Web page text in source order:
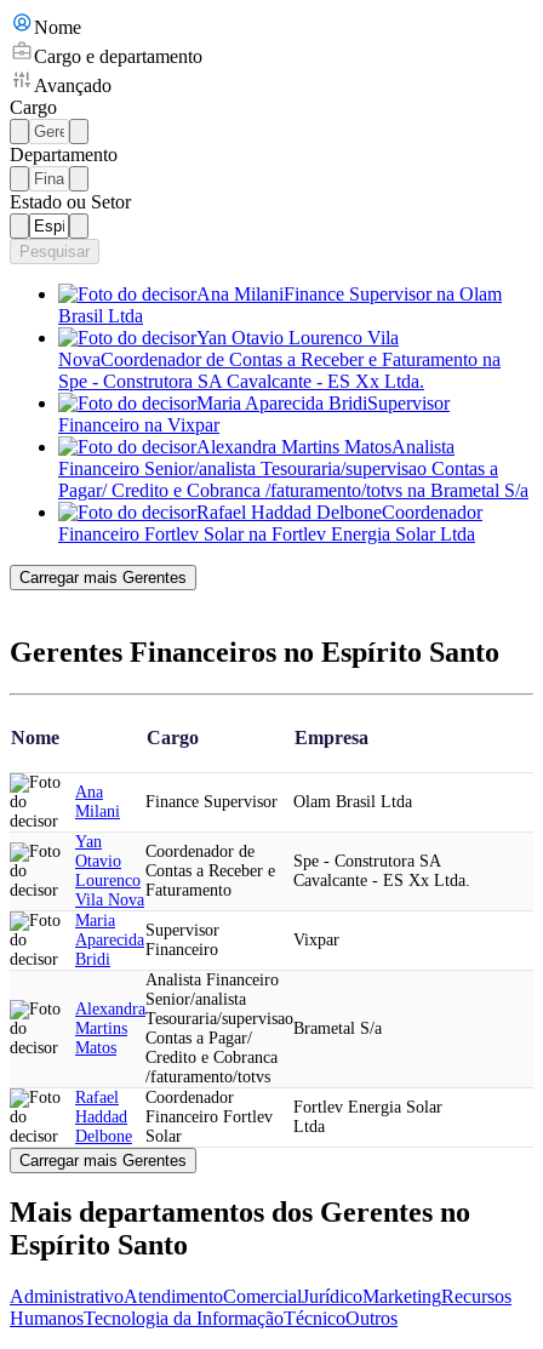
Nome
Cargo e departamento
Avançado
Cargo
Departamento
Estado ou Setor
Pesquisar
Ana MilaniFinance Supervisorna Olam
Brasil Ltda
Yan Otavio Lourenco Vila
NovaCoordenador de Contas a Receber e Faturamento na
Spe - Construtora SA Cavalcante - ES Xx Ltda.
Maria Aparecida BridiSupervisor
Financeiro na Vixpar
Alexandra Martins MatosAnalista
Financeiro Senior/analista Tesouraria/supervisao Contas a
Pagar/ Credito e Cobranca /faturamento/totvs na Brametal S/a
Rafael Haddad DelboneCoordenador
Financeiro Fortlev Solarna Fortlev Energia Solar Ltda
Carregar mais Gerentes
Gerentes Financeiros no Espírito Santo
Nome Cargo Empresa
Ana
Milani
Finance Supervisor Olam Brasil Ltda
Yan
Otavio
Lourenco
Vila Nova
Coordenador de
Contas a Receber e
Faturamento
Spe - Construtora SA
Cavalcante - ES Xx Ltda.
Maria
Aparecida
Bridi
Supervisor
Financeiro
Vixpar
Alexandra
Martins
Matos
Analista Financeiro
Senior/analista
Tesouraria/supervisao
Contas a Pagar/
Credito e Cobranca
/faturamento/totvs
Brametal S/a
Rafael
Haddad
Delbone
Coordenador
Financeiro Fortlev
Solar
Fortlev Energia Solar
Ltda
Carregar mais Gerentes
Mais departamentos dos Gerentes no
Espírito Santo
AdministrativoAtendimentoComercialJurídicoMarketingRecursos
HumanosTecnologia da InformaçãoTécnicoOutros